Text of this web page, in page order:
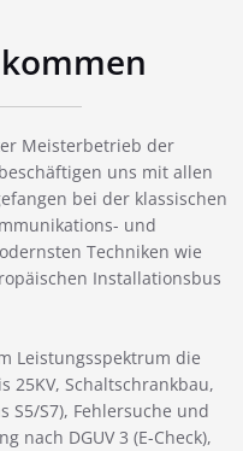
Meisterbetrieb der
uns mit allen
bei der klassischen
und
Techniken wie
Installationsbus
Leistungsspektrum die
25KV, Schaltschrankbau,
S5/S7), Fehlersuche und
nach DGUV 3 (E-Check),